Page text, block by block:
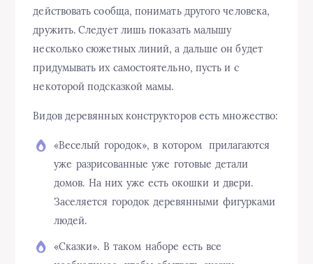
действовать сообща, понимать другого человека,
дружить. Следует лишь показать малышу
несколько сюжетных линий, а дальше он будет
придумывать их самостоятельно, пусть и с
некоторой подсказкой мамы.
Видов деревянных конструкторов есть множество:
«Веселый городок», в котором
прилагаются
уже разрисованные уже готовые детали
домов. На них уже есть окошки и двери.
Заселяется городок деревянными фигурками
людей.
«Сказки». В таком наборе есть все